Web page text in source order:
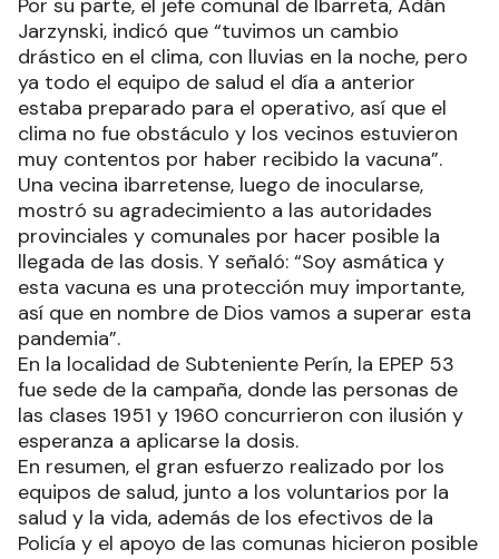
Jarzynski, indicó que “tuvimos un cambio
drástico en el clima, con lluvias en la noche, pero
ya todo el equipo de salud el día a anterior
estaba preparado para el operativo, así que el
clima no fue obstáculo y los vecinos estuvieron
muy contentos por haber recibido la vacuna”.
Una vecina ibarretense, luego de inocularse,
mostró su agradecimiento a las autoridades
provinciales y comunales por hacer posible la
llegada de las dosis. Y señaló: “Soy asmática y
esta vacuna es una protección muy importante,
así que en nombre de Dios vamos a superar esta
pandemia”.
En la localidad de Subteniente Perín, la EPEP 53
fue sede de la campaña, donde las personas de
las clases 1951 y 1960 concurrieron con ilusión y
esperanza a aplicarse la dosis.
En resumen, el gran esfuerzo realizado por los
equipos de salud, junto a los voluntarios por la
salud y la vida, además de los efectivos de la
Policía y el apoyo de las comunas hicieron posible